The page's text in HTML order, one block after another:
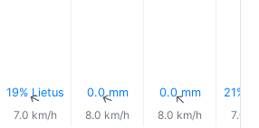
19% Lietus
↑
7.0 km/h
0.0 mm
↑
8.0 km/h
0.0 mm
↑
8.0 km/h
21%
7.0